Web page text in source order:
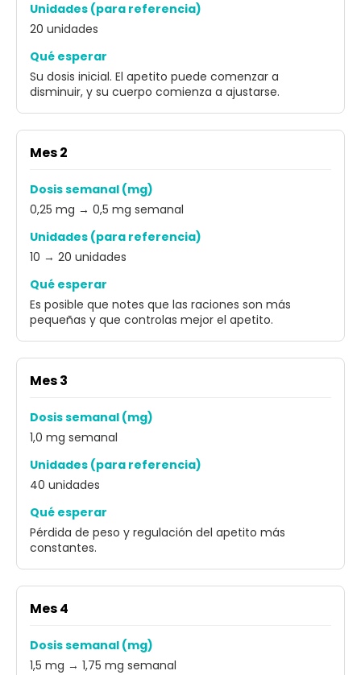
Unidades (para referencia)
20 unidades
Qué esperar
Su dosis inicial. El apetito puede comenzar a
disminuir, y su cuerpo comienza a ajustarse.
Mes 2
Dosis semanal (mg)
0,25 mg → 0,5 mg semanal
Unidades (para referencia)
10 → 20 unidades
Qué esperar
Es posible que notes que las raciones son más
pequeñas y que controlas mejor el apetito.
Mes 3
Dosis semanal (mg)
1,0 mg semanal
Unidades (para referencia)
40 unidades
Qué esperar
Pérdida de peso y regulación del apetito más
constantes.
Mes 4
Dosis semanal (mg)
1,5 mg → 1,75 mg semanal